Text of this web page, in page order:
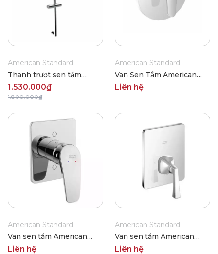
American Standard
Thanh trượt sen tắm
American Standard
FFAS9099
1.530.000₫
1.800.000₫
American Standard
Van Sen Tắm American
Standard WF-0722
Liên hệ
American Standard
Van sen tắm American
Standard WF-0922
Liên hệ
American Standard
Van sen tắm American
WF-1622
Liên hệ